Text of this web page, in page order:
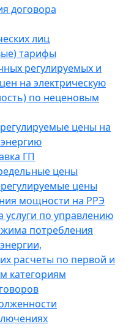
договора
лиц
тарифы
регулируемых и
на электрическую
по неценовым
цены на
ГП
цены
цены
мощности на РРЭ
услуги по управлению
потребления
расчеты по первой и
категориям